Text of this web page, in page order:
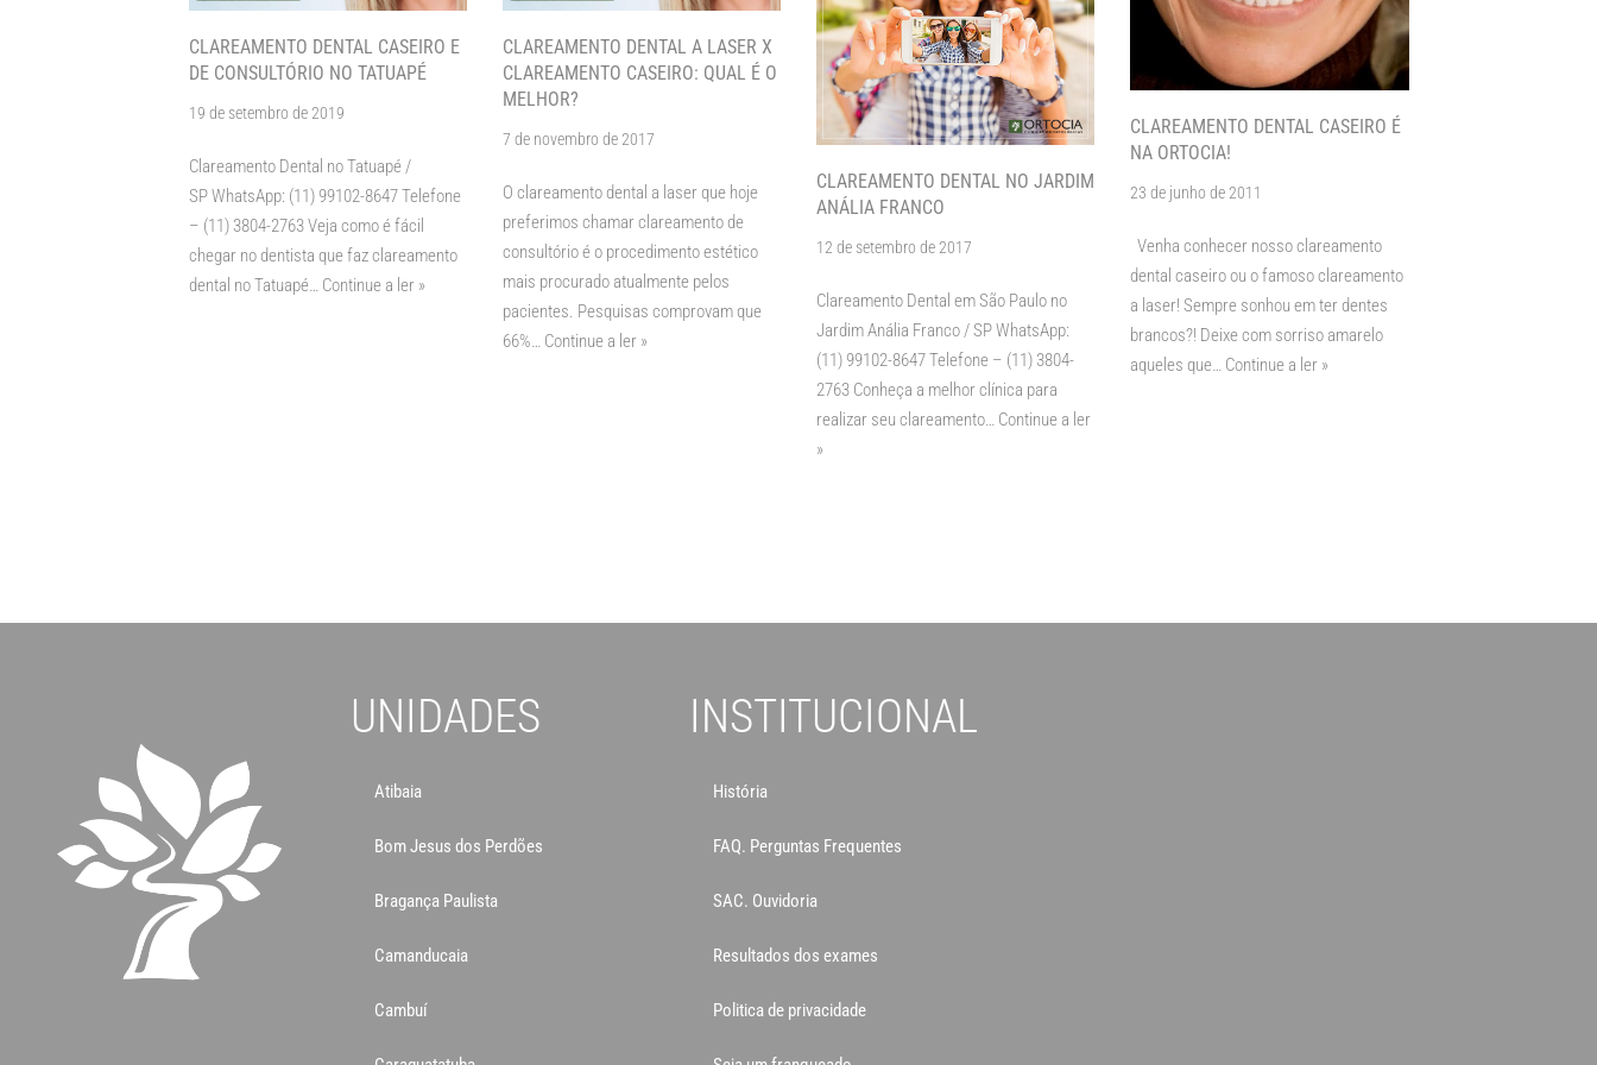
CLAREAMENTO DENTAL CASEIRO E
DE CONSULTÓRIO NO TATUAPÉ
19 de setembro de 2019
Clareamento Dental no Tatuapé /
SP WhatsApp: (11) 99102-8647 Telefone
– (11) 3804-2763 Veja como é fácil
chegar no dentista que faz clareamento
dental no Tatuapé… Continue a ler »
CLAREAMENTO DENTAL A LASER X
CLAREAMENTO CASEIRO: QUAL É O
MELHOR?
7 de novembro de 2017
O clareamento dental a laser que hoje
preferimos chamar clareamento de
consultório é o procedimento estético
mais procurado atualmente pelos
pacientes. Pesquisas comprovam que
66%… Continue a ler »
CLAREAMENTO DENTAL NO JARDIM
ANÁLIA FRANCO
12 de setembro de 2017
Clareamento Dental em São Paulo no
Jardim Anália Franco / SP WhatsApp:
(11) 99102-8647 Telefone – (11) 3804-
2763 Conheça a melhor clínica para
realizar seu clareamento… Continue a ler
»
CLAREAMENTO DENTAL CASEIRO É
NA ORTOCIA!
23 de junho de 2011
Venha conhecer nosso clareamento
dental caseiro ou o famoso clareamento
a laser! Sempre sonhou em ter dentes
brancos?! Deixe com sorriso amarelo
aqueles que… Continue a ler »
UNIDADES
Atibaia
Bom Jesus dos Perdões
Bragança Paulista
Camanducaia
Cambuí
INSTITUCIONAL
História
FAQ. Perguntas Frequentes
SAC. Ouvidoria
Resultados dos exames
Politica de privacidade